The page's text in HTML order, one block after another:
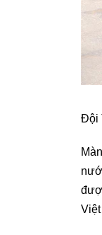
Đội